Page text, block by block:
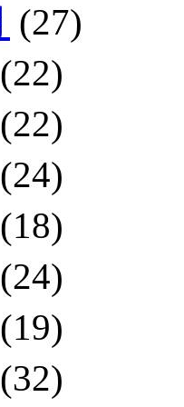
(27)
(22)
(22)
(24)
(18)
(24)
(19)
(32)